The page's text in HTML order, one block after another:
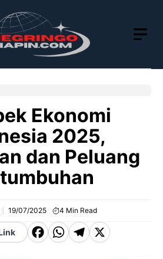
Ekonomi
2025,
dan Peluang
19/07/2025 4 Min Read
F WT X